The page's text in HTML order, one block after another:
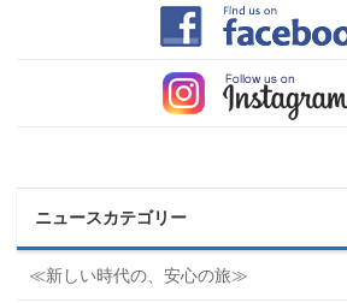
ニュースカテゴリー
≪新しい時代の、安心の旅≫